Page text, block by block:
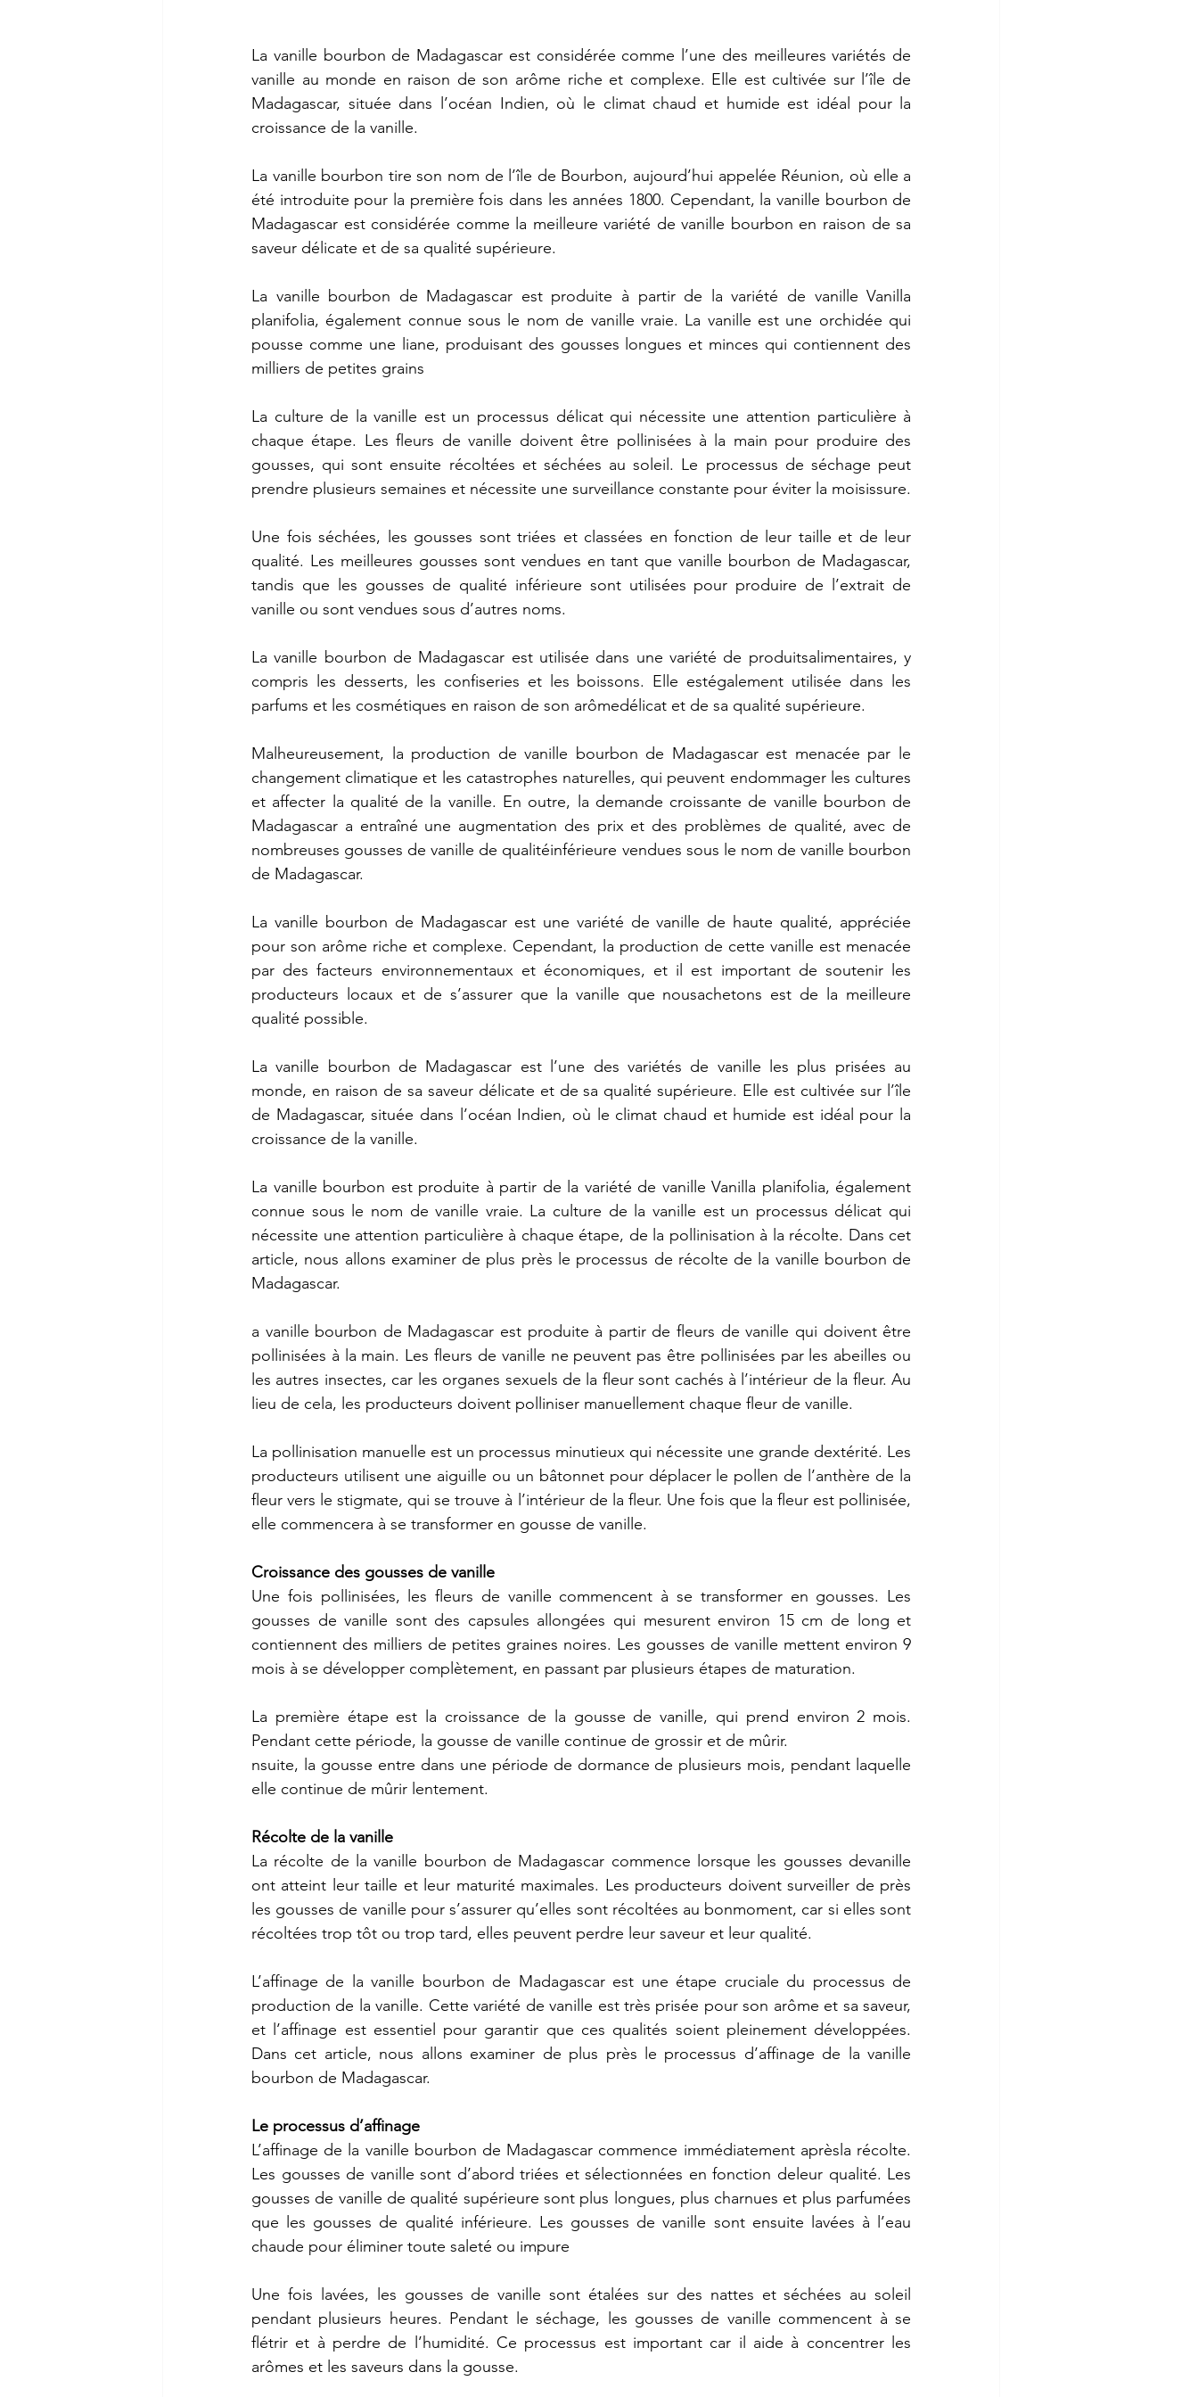
La vanille bourbon de Madagascar est considérée comme l’une des meilleures variétés de
vanille au monde en raison de son arôme riche et complexe. Elle est cultivée sur l’île de
Madagascar, située dans l’océan Indien, où le climat chaud et humide est idéal pour
la
croissance de la vanille.
La vanille bourbon tire son nom de l’île de Bourbon, aujourd’hui appelée Réunion, où elle a
été introduite pour la première fois dans les années 1800. Cependant, la vanille bourbon de
Madagascar est considérée comme la meilleure variété de vanille bourbon en raison de sa
saveur délicate et de sa qualité supérieure.
La vanille bourbon de Madagascar est produite à partir de la variété de vanille Vanilla
planifolia, également connue sous le nom de vanille vraie. La vanille est une orchidée qui
pousse comme une liane, produisant des gousses longues et minces qui contiennent des
milliers de petites grains
La culture de la vanille est un processus délicat qui nécessite une attention particulière à
chaque étape. Les fleurs de vanille doivent être pollinisées à la main pour produire des
gousses, qui sont ensuite récoltées et séchées au soleil. Le processus de séchage peut
prendre plusieurs semaines et nécessite une surveillance constante pour éviter la moisissure.
Une fois séchées, les gousses sont triées et classées en fonction de leur taille et de leur
qualité. Les meilleures gousses sont vendues en tant que vanille bourbon de Madagascar,
tandis que les gousses de qualité inférieure sont utilisées pour produire de l’extrait de
vanille ou sont vendues sous d’autres noms.
La vanille bourbon de Madagascar est utilisée dans une variété de produitsalimentaires, y
compris
les desserts, les confiseries et les boissons. Elle estégalement utilisée dans
les
parfums et les cosmétiques en raison de son arômedélicat et de sa qualité supérieure.
Malheureusement, la production de vanille bourbon de Madagascar est menacée par
le
changement climatique et les catastrophes naturelles, qui peuvent endommager les cultures
et affecter la qualité de la vanille. En outre, la demande croissante de vanille bourbon de
Madagascar a entraîné une augmentation des prix et des problèmes de qualité, avec de
nombreuses gousses de vanille de qualitéinférieure vendues sous le nom de vanille bourbon
de Madagascar.
La vanille bourbon de Madagascar est une variété de vanille de haute qualité, appréciée
pour son arôme riche et complexe. Cependant, la production de cette vanille est menacée
par des facteurs environnementaux et économiques, et il est important de soutenir
les
producteurs
locaux et de s’assurer que la vanille que nousachetons est de la meilleure
qualité possible.
La vanille bourbon de Madagascar est l’une des variétés de vanille les plus prisées au
monde, en raison de sa saveur délicate et de sa qualité supérieure. Elle est cultivée sur l’île
de Madagascar, située dans l’océan Indien, où le climat chaud et humide est idéal pour la
croissance de la vanille.
La vanille bourbon est produite à partir de la variété de vanille Vanilla planifolia, également
connue sous le nom de vanille vraie. La culture de la vanille est un processus délicat qui
nécessite une attention particulière à chaque étape, de la pollinisation à la récolte. Dans cet
article, nous allons examiner de plus près le processus de récolte de la vanille bourbon de
Madagascar.
a vanille bourbon de Madagascar est produite à partir de fleurs de vanille qui doivent être
pollinisées à la main. Les fleurs de vanille ne peuvent pas être pollinisées par les abeilles ou
les autres insectes, car les organes sexuels de la fleur sont cachés à l’intérieur de la fleur. Au
lieu de cela, les producteurs doivent polliniser manuellement chaque fleur de vanille.
La pollinisation manuelle est un processus minutieux qui nécessite une grande dextérité. Les
producteurs utilisent une aiguille ou un bâtonnet pour déplacer le pollen de l’anthère de la
fleur vers le stigmate, qui se trouve à l’intérieur de la fleur. Une fois que la fleur est pollinisée,
elle commencera à se transformer en gousse de vanille.
Croissance des gousses de vanille
Une fois pollinisées, les fleurs de vanille commencent à se transformer en gousses. Les
gousses de vanille sont des capsules allongées qui mesurent environ 15 cm de long et
contiennent des milliers de petites graines noires. Les gousses de vanille mettent environ 9
mois à se développer complètement, en passant par plusieurs étapes de maturation.
La première étape est la croissance de la gousse de vanille, qui prend environ 2 mois.
Pendant cette période, la gousse de vanille continue de grossir et de mûrir.
nsuite, la gousse entre dans une période de dormance de plusieurs mois, pendant laquelle
elle continue de mûrir lentement.
Récolte de la vanille
La récolte de la vanille bourbon de Madagascar commence lorsque les gousses devanille
ont atteint leur taille et leur maturité maximales. Les producteurs doivent surveiller de près
les gousses de vanille pour s’assurer qu’elles sont récoltées au bonmoment, car si elles sont
récoltées trop tôt ou trop tard, elles peuvent perdre leur saveur et leur qualité.
L’affinage de la vanille bourbon de Madagascar est une étape cruciale du processus de
production de la vanille. Cette variété de vanille est très prisée pour son arôme et sa saveur,
et l’affinage est essentiel pour garantir que ces qualités soient pleinement développées.
Dans cet article, nous allons examiner de plus près le processus d’affinage de la vanille
bourbon de Madagascar.
Le processus d’affinage
L’affinage de la vanille bourbon de Madagascar commence immédiatement aprèsla récolte.
Les gousses de vanille sont d’abord triées et sélectionnées en fonction deleur qualité. Les
gousses de vanille de qualité supérieure sont plus longues, plus charnues et plus parfumées
que
les gousses de qualité inférieure. Les gousses de vanille sont ensuite lavées à
l’eau
chaude pour éliminer toute saleté ou impure
Une fois lavées, les gousses de vanille sont étalées sur des nattes et séchées au soleil
pendant plusieurs heures. Pendant le séchage, les gousses de vanille commencent à se
flétrir et à perdre de l’humidité. Ce processus est important car il aide à concentrer les
arômes et les saveurs dans la gousse.